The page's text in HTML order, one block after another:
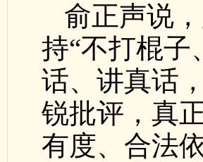
俞正声说
持“不打棍子
话、讲真话
锐批评，真
有度、合法